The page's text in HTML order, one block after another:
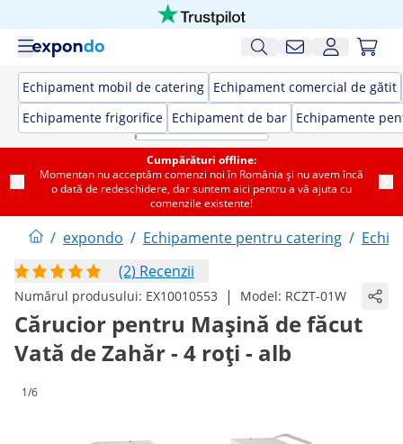
Echipament mobil de catering Echipament comercial de gătit
Echipamente frigorifice Echipament de bar Echipamente
Cumpărături offline:
Momentan nu acceptăm comenzi noi în România și nu avem încă
o dată de redeschidere, dar suntem aici pentru a vă ajuta cu
comenzile existente!
/ expondo / Echipamente pentru catering /
(2) Recenzii
Numărul produsului: EX10010553 | Model: RCZT-01W
Cărucior pentru Mașină de făcut
Vată de Zahăr - 4 roți - alb
1/6